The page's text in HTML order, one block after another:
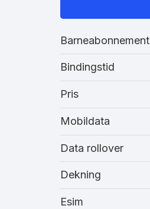
Barneabonnement
Bindingstid
Pris
Mobildata
Data rollover
Dekning
Esim